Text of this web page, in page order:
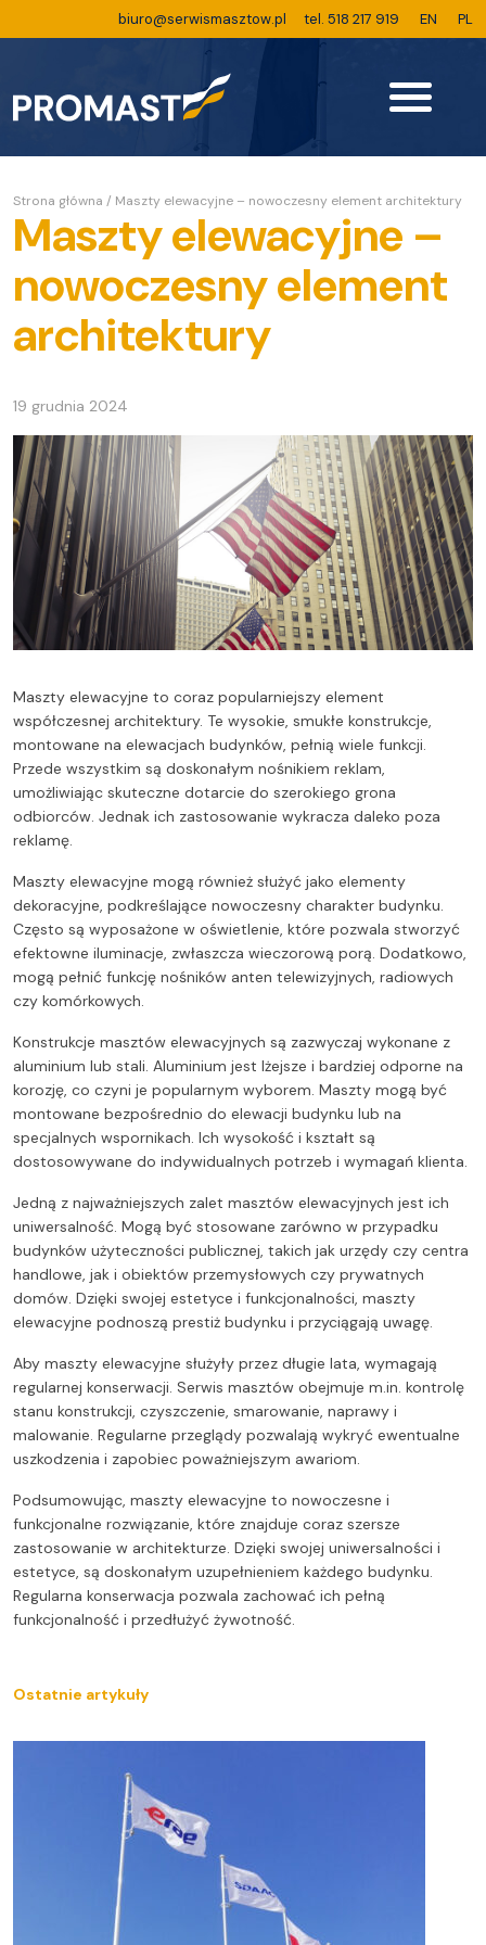
biuro@serwismasztow.pl tel. 518 217 919 EN PL
Strona główna / Maszty elewacyjne – nowoczesny element architektury
Maszty elewacyjne –
nowoczesny element
architektury
19 grudnia 2024
Maszty elewacyjne to coraz popularniejszy element
współczesnej architektury. Te wysokie, smukłe konstrukcje,
montowane na elewacjach budynków, pełnią wiele funkcji.
Przede wszystkim są doskonałym nośnikiem reklam,
umożliwiając skuteczne dotarcie do szerokiego grona
odbiorców. Jednak ich zastosowanie wykracza daleko poza
reklamę.
Maszty elewacyjne mogą również służyć jako elementy
dekoracyjne, podkreślające nowoczesny charakter budynku.
Często są wyposażone w oświetlenie, które pozwala stworzyć
efektowne iluminacje, zwłaszcza wieczorową porą. Dodatkowo,
mogą pełnić funkcję nośników anten telewizyjnych, radiowych
czy komórkowych.
Konstrukcje masztów elewacyjnych są zazwyczaj wykonane z
aluminium lub stali. Aluminium jest lżejsze i bardziej odporne na
korozję, co czyni je popularnym wyborem. Maszty mogą być
montowane bezpośrednio do elewacji budynku lub na
specjalnych wspornikach. Ich wysokość i kształt są
dostosowywane do indywidualnych potrzeb i wymagań klienta.
Jedną z najważniejszych zalet masztów elewacyjnych jest ich
uniwersalność. Mogą być stosowane zarówno w przypadku
budynków użyteczności publicznej, takich jak urzędy czy centra
handlowe, jak i obiektów przemysłowych czy prywatnych
domów. Dzięki swojej estetyce i funkcjonalności, maszty
elewacyjne podnoszą prestiż budynku i przyciągają uwagę.
Aby maszty elewacyjne służyły przez długie lata, wymagają
regularnej konserwacji. Serwis masztów obejmuje m.in. kontrolę
stanu konstrukcji, czyszczenie, smarowanie, naprawy i
malowanie. Regularne przeglądy pozwalają wykryć ewentualne
uszkodzenia i zapobiec poważniejszym awariom.
Podsumowując, maszty elewacyjne to nowoczesne i
funkcjonalne rozwiązanie, które znajduje coraz szersze
zastosowanie w architekturze. Dzięki swojej uniwersalności i
estetyce, są doskonałym uzupełnieniem każdego budynku.
Regularna konserwacja pozwala zachować ich pełną
funkcjonalność i przedłużyć żywotność.
Ostatnie artykuły